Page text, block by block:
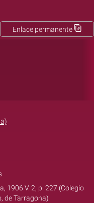
Enlace permanente
1906 V. 2, p. 227 (Colegio
de Tarragona)